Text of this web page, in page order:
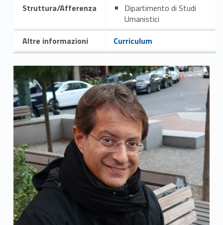
Struttura/Afferenza
Dipartimento di Studi
Umanistici
Altre informazioni
Curriculum